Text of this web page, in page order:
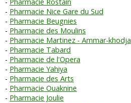
Pharmacie Nice Gare du Sud
Pharmacie Beugnies
Pharmacie des Moulins
Pharmacie Martinez - Ammar-khodja
Pharmacie Tabard
Pharmacie de l'Opera
Pharmacie Yahiya
Pharmacie des Arts
Pharmacie Ouaknine
Pharmacie Joulie